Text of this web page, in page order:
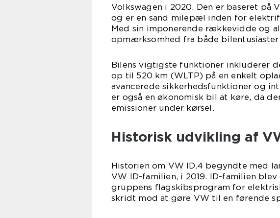
Volkswagen i 2020. Den er baseret på
og er en sand milepæl inden for
Med sin imponerende rækkevidde og
opmærksomhed fra både
Bilens vigtigste funktioner inkluderer
op til 520 km (WLTP) på en enkelt
avancerede sikkerhedsfunktioner og
er også en økonomisk bil at køre, da
emissioner under kørsel.
Historisk udvikling af
Historien om VW ID.4 begyndte med
VW ID-familien, i 2019. ID-familien
gruppens flagskibsprogram for
skridt mod at gøre VW til en førende